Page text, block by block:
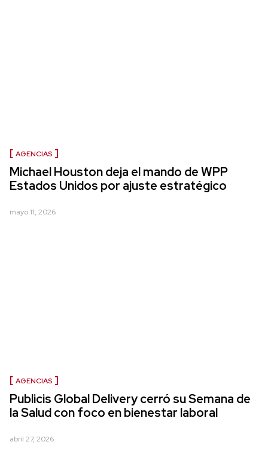
AGENCIAS
Michael Houston deja el mando de WPP
Estados Unidos por ajuste estratégico
mayo 11, 2026
AGENCIAS
Publicis Global Delivery cerró su Semana de
la Salud con foco en bienestar laboral
abril 27, 2026